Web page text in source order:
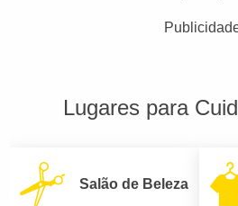
Lugares para
Salão de Beleza